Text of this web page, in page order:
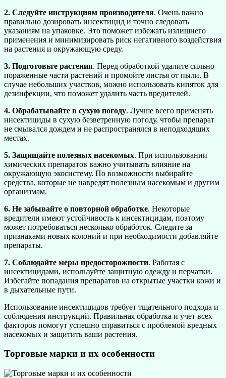
2. Следуйте инструкциям производителя. Очень важно
правильно дозировать инсектицид и точно следовать
указаниям на упаковке. Это поможет избежать излишнего
применения и минимизировать риск негативного воздействия
на растения и окружающую среду.
3. Подготовьте растения. Перед обработкой удалите сильно
пораженные части растений и промойте листья от пыли. В
случае небольших участков, можно использовать кипяток для
дезинфекции, что поможет удалить часть вредителей.
4. Обрабатывайте в сухую погоду. Лучше всего применять
инсектициды в сухую безветренную погоду, чтобы препарат
не смывался дождем и не распространялся в неподходящих
местах.
5. Защищайте полезных насекомых. При использовании
химических препаратов важно учитывать влияние на
окружающую экосистему. По возможности выбирайте
средства, которые не навредят полезным насекомым и другим
организмам.
6. Не забывайте о повторной обработке. Некоторые
вредители имеют устойчивость к инсектицидам, поэтому
может потребоваться несколько обработок. Следите за
признаками новых колоний и при необходимости добавляйте
препараты.
7. Соблюдайте меры предосторожности. Работая с
инсектицидами, используйте защитную одежду и перчатки.
Избегайте попадания препаратов на открытые участки кожи и
в дыхательные пути.
Использование инсектицидов требует тщательного подхода и
соблюдения инструкций. Правильная обработка и учет всех
факторов помогут успешно справиться с проблемой вредных
насекомых и защитить ваши растения.
Торговые марки и их особенности